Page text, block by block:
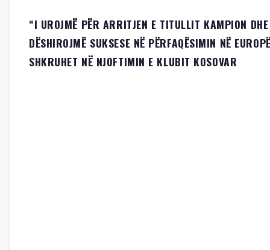
“I UROJMË PËR ARRITJEN E TITULLIT KAMPION
DËSHIROJMË SUKSESE NË PËRFAQËSIMIN NË
SHKRUHET NË NJOFTIMIN E KLUBIT KOSOVAR